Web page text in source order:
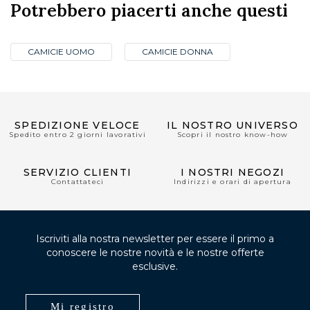
Potrebbero piacerti anche questi
CAMICIE UOMO CAMICIE DONNA
SPEDIZIONE VELOCE
Spedito entro 2 giorni lavorativi
IL NOSTRO UNIVERSO
Scopri il nostro know-how
SERVIZIO CLIENTI
Contattateci
I NOSTRI NEGOZI
Indirizzi e orari di apertura
Iscriviti alla nostra newsletter per essere il primo a
conoscere le nostre novità e le nostre offerte
esclusive.
Mi registro